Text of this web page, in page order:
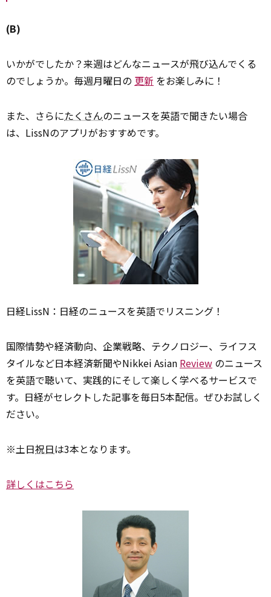
(B)
いかがでしたか？来週はどんなニュースが飛び込んでくる
のでしょうか。毎週月曜日の 更新 をお楽しみに！
また、さらにたくさんのニュースを英語で聞きたい場合
は、LissNのアプリがおすすめです。
日経LissN：日経のニュースを英語でリスニング！
国際情勢や経済動向、企業戦略、テクノロジー、ライフス
タイルなど日本経済新聞やNikkei Asian Review のニュース
を英語で聴いて、実践的にそして楽しく学べるサービスで
す。日経がセレクトした記事を毎日5本配信。ぜひお試しく
ださい。
※土日祝日は3本となります。
詳しくはこちら